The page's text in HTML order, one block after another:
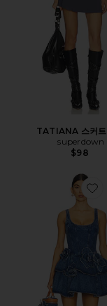
TATIANA 스커
superdown
$98